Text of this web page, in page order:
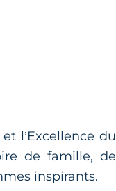
l’Excellence du
de famille, de
inspirants.